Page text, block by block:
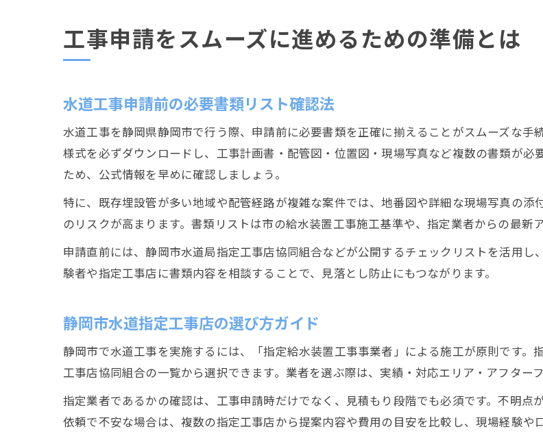
工事申請をスムーズに進めるための準備とは
水道工事申請前の必要書類リスト確認法
水道工事を静岡県静岡市で行う際、申請前に必要書類を正確に揃えることがスムーズな
様式を必ずダウンロードし、工事計画書・配管図・位置図・現場写真など複数の書類が
ため、公式情報を早めに確認しましょう。
特に、既存埋設管が多い地域や配管経路が複雑な案件では、地番図や詳細な現場写真の
のリスクが高まります。書類リストは市の給水装置工事施工基準や、指定業者からの最新
申請直前には、静岡市水道局指定工事店協同組合などが公開するチェックリストを活用
験者や指定工事店に書類内容を相談することで、見落とし防止にもつながります。
静岡市水道指定工事店の選び方ガイド
静岡市で水道工事を実施するには、「指定給水装置工事事業者」による施工が原則です
工事店協同組合の一覧から選択できます。業者を選ぶ際は、実績・対応エリア・アフター
指定業者であるかの確認は、工事申請時だけでなく、見積もり段階でも必須です。不明
依頼で不安な場合は、複数の指定工事店から提案内容や費用の目安を比較し、現場経験や